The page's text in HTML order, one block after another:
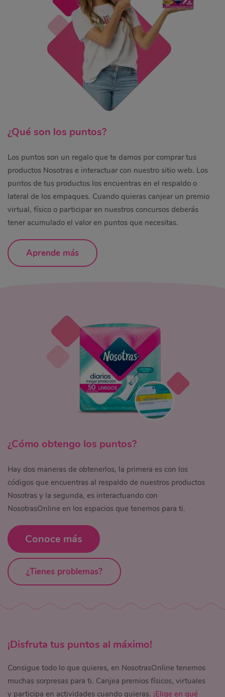
¿Qué son los puntos?
Los puntos son un regalo que te damos por comprar tus
productos Nosotras e interactuar con nuestro sitio web. Los
puntos de tus productos los encuentras en el respaldo o
lateral de los empaques. Cuando quieras canjear un premio
virtual, físico o participar en nuestros concursos deberás
tener acumulado el valor en puntos que necesitas.
Aprende más
¿Cómo obtengo los puntos?
Hay dos maneras de obtenerlos, la primera es con los
códigos que encuentras al respaldo de nuestros productos
Nosotras y la segunda, es interactuando con
NosotrasOnline en los espacios que tenemos para ti.
Conoce más
¿Tienes problemas?
¡Disfruta tus puntos al máximo!
Consigue todo lo que quieres, en NosotrasOnline tenemos
muchas sorpresas para ti. Canjea premios físicos, virtuales
y participa en actividades cuando quieras. ¡Elige en qué